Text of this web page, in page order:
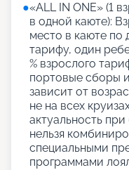
●«АLL IN ONE» (1
в одной каюте):
место в каюте по
тарифу, один
% взрослого
портовые сборы
зависит от
не на всех
актуальность
нельзя
специальными
программами